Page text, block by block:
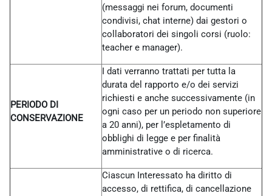
(messaggi nei forum, documenti
condivisi, chat interne) dai gestori o
collaboratori dei singoli corsi (ruolo:
teacher e manager).
PERIODO DI
CONSERVAZIONE
I dati verranno trattati per tutta la
durata del rapporto e/o dei servizi
richiesti e anche successivamente (in
ogni caso per un periodo non superiore
a 20 anni), per l’espletamento di
obblighi di legge e per finalità
amministrative o di ricerca.
Ciascun Interessato ha diritto di
accesso, di rettifica, di cancellazione